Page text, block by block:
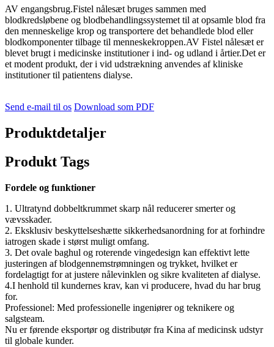
AV engangsbrug.Fistel nålesæt bruges sammen med
blodkredsløbene og blodbehandlingssystemet til at opsamle blod fra
den menneskelige krop og transportere det behandlede blod eller
blodkomponenter tilbage til menneskekroppen.AV Fistel nålesæt er
blevet brugt i medicinske institutioner i ind- og udland i årtier.Det er
et modent produkt, der i vid udstrækning anvendes af kliniske
institutioner til patientens dialyse.
Send e-mail til os Download som PDF
Produktdetaljer
Produkt Tags
Fordele og funktioner
1. Ultratynd dobbeltkrummet skarp nål reducerer smerter og
vævsskader.
2. Eksklusiv beskyttelseshætte sikkerhedsanordning for at forhindre
iatrogen skade i størst muligt omfang.
3. Det ovale baghul og roterende vingedesign kan effektivt lette
justeringen af ​​blodgennemstrømningen og trykket, hvilket er
fordelagtigt for at justere nålevinklen og sikre kvaliteten af ​​dialyse.
4.I henhold til kundernes krav, kan vi producere, hvad du har brug
for.
Professionel: Med professionelle ingeniører og teknikere og
salgsteam.
Nu er førende eksportør og distributør fra Kina af medicinsk udstyr
til globale kunder.